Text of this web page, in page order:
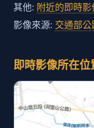
其他: 附近的即時影
影像來源: 交通部公
即時影像所在位